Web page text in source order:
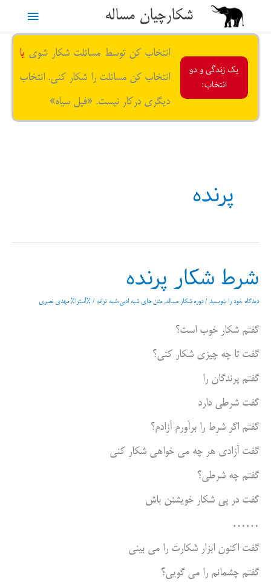
محتوا
شکارچیان مساله
فهرست
یک زندگی و دو
انتخاب:
انتخاب کن توسط مسائلت شکار شوی یا
انتخاب کن مسائلت را شکار کنی. انتخاب
دیگری درکار نیست. «فیل سیاه»
پرنده
شرط شکار پرنده
دیدگاه‌ خود را بنویسید /دوره شکار مساله,متن های شبه ادبی،شبه ترانه / %آسترا% مهدی نصری
گفتم شکار خوب است؟
گفت تا چه چیزی شکار کنی؟
گفتم پرندگان را
گفت شرطی دارد
گفتم اگر شرط را برآورم آزادم؟
گفت آزادی هر چه می خواهی شکار کنی
گفتم چه شرطی؟
گفت در پی شکار خویشتن باش
……
گفت اکنون ابزار شکارت را می بینی
گفتم چشمانم را می گویی؟